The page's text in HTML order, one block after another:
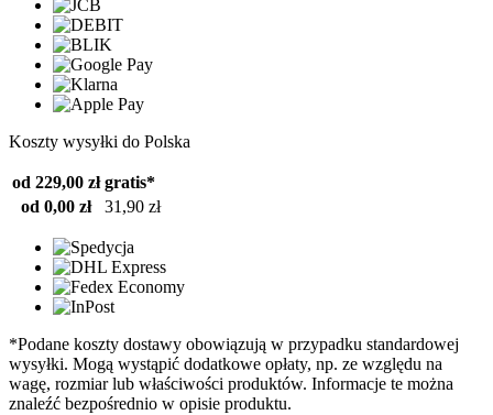
Koszty wysyłki do Polska
od 229,00 zł gratis*
od 0,00 zł
31,90 zł
*Podane koszty dostawy obowiązują w przypadku standardowej
wysyłki. Mogą wystąpić dodatkowe opłaty, np. ze względu na
wagę, rozmiar lub właściwości produktów. Informacje te można
znaleźć bezpośrednio w opisie produktu.